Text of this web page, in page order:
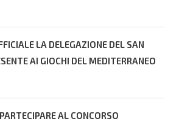
LA DELEGAZIONE DEL SAN
AI GIOCHI DEL MEDITERRANEO
AL CONCORSO